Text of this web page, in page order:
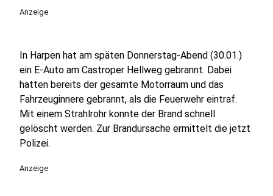
Anzeige
In Harpen hat am späten Donnerstag-Abend (30.01.)
ein E-Auto am Castroper Hellweg gebrannt. Dabei
hatten bereits der gesamte Motorraum und das
Fahrzeuginnere gebrannt, als die Feuerwehr eintraf.
Mit einem Strahlrohr konnte der Brand schnell
gelöscht werden. Zur Brandursache ermittelt die jetzt
Polizei.
Anzeige